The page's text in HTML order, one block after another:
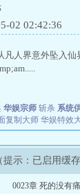
02 02:42:36
凡人界意外坠入
华娱宗师 斩杀 系统
复制大师 华娱特效
提示：已启用缓
0023章 死的没有